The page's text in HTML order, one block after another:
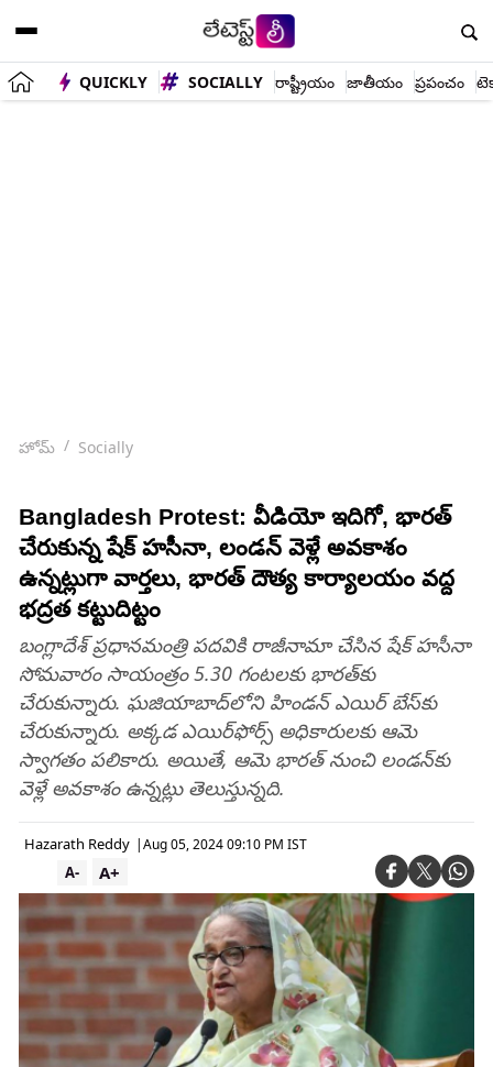
QUICKLY SOCIALLY రాష్ట్రీయం జాతీయం ప్రపంచం
హోమ్ Socially
Bangladesh Protest: వీడియో ఇదిగో, భారత్
చేరుకున్న షేక్ హసీనా, లండన్ వెళ్లే అవకాశం
ఉన్నట్లుగా వార్తలు, భారత్ దౌత్య కార్యాలయం వద్ద
భద్రత కట్టుదిట్టం
బంగ్లాదేశ్ ప్రధానమంత్రి పదవికి రాజీనామా చేసిన షేక్ హసీనా
సోమవారం సాయంత్రం 5.30 గంటలకు భారత్‌కు
చేరుకున్నారు. ఘజియాబాద్‌లోని హిండన్‌ ఎయిర్‌ బేస్‌కు
చేరుకున్నారు. అక్కడ ఎయిర్‌ఫోర్స్‌ అధికారులకు ఆమె
స్వాగతం పలికారు. అయితే, ఆమె భారత్‌ నుంచి లండన్‌కు
వెళ్లే అవకాశం ఉన్నట్లు తెలుస్తున్నది.
Hazarath Reddy |Aug 05, 2024 09:10 PM IST
A+
A-